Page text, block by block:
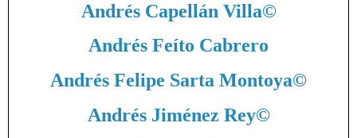
Andrés Capellán Villa©
Andrés Feíto Cabrero
Andrés Felipe Sarta Montoya©
Andrés Jiménez Rey©